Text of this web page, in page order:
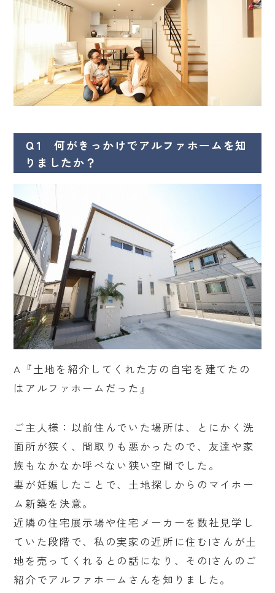
Ｑ1 何がきっかけでアルファホームを知
りましたか？
A『土地を紹介してくれた方の自宅を建てたの
はアルファホームだった』
ご主人様：以前住んでいた場所は、とにかく洗
面所が狭く、間取りも悪かったので、友達や家
族もなかなか呼べない狭い空間でした。
妻が妊娠したことで、土地探しからのマイホー
ム新築を決意。
近隣の住宅展示場や住宅メーカーを数社見学し
ていた段階で、私の実家の近所に住むIさんが土
地を売ってくれるとの話になり、そのIさんのご
紹介でアルファホームさんを知りました。